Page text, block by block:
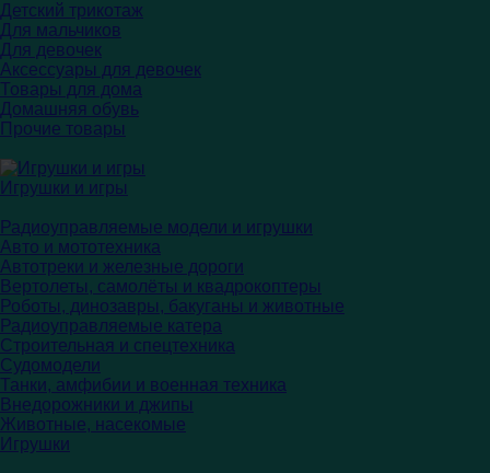
Детский трикотаж
Для мальчиков
Для девочек
Аксессуары для девочек
Товары для дома
Домашняя обувь
Прочие товары
Игрушки и игры
Радиоуправляемые модели и игрушки
Авто и мототехника
Автотреки и железные дороги
Вертолеты, самолёты и квадрокоптеры
Роботы, динозавры, бакуганы и животные
Радиоуправляемые катера
Строительная и спецтехника
Судомодели
Танки, амфибии и военная техника
Внедорожники и джипы
Животные, насекомые
Игрушки